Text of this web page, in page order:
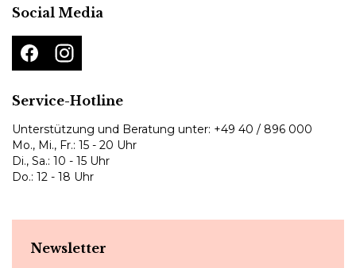
Social Media
Service-Hotline
Unterstützung und Beratung unter: +49 40 / 896 000
Mo., Mi., Fr.: 15 - 20 Uhr
Di., Sa.: 10 - 15 Uhr
Do.: 12 - 18 Uhr
Newsletter